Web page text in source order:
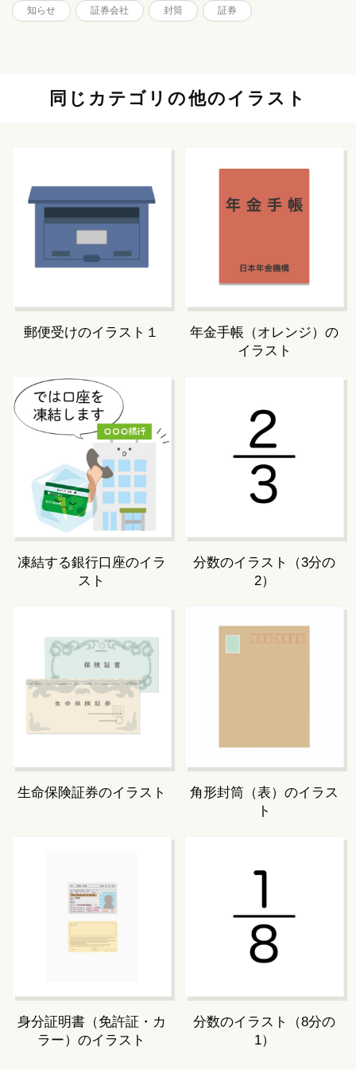
知らせ 証券会社 封筒 証券
同じカテゴリの他のイラスト
郵便受けのイラスト１
年金手帳（オレンジ）の
イラスト
凍結する銀行口座のイラ
スト
分数のイラスト（3分の
2）
生命保険証券のイラスト
角形封筒（表）のイラス
ト
身分証明書（免許証・カ
ラー）のイラスト
分数のイラスト（8分の
1）